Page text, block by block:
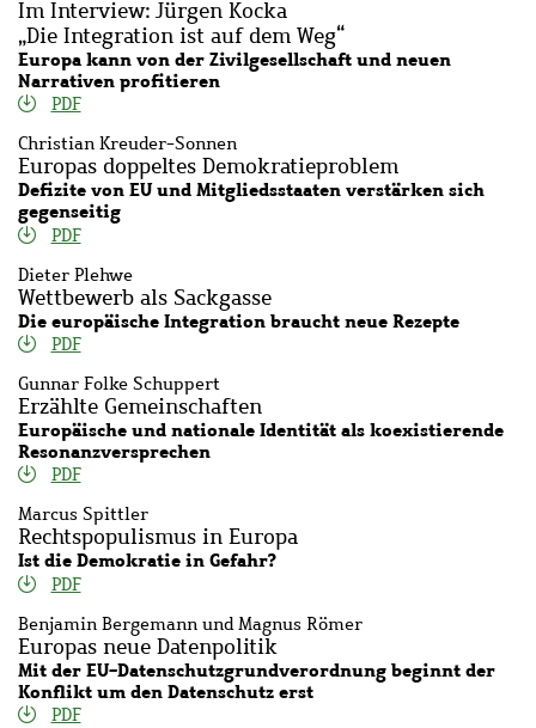
Im Interview: Jürgen Kocka
„Die Integration ist auf dem Weg“
Europa kann von der Zivilgesellschaft und neuen
Narrativen profitieren
PDF
Christian Kreuder-Sonnen
Europas doppeltes Demokratieproblem
Defizite von EU und Mitgliedsstaaten verstärken sich
gegenseitig
PDF
Dieter Plehwe
Wettbewerb als Sackgasse
Die europäische Integration braucht neue Rezepte
PDF
Gunnar Folke Schuppert
Erzählte Gemeinschaften
Europäische und nationale Identität als koexistierende
Resonanzversprechen
PDF
Marcus Spittler
Rechtspopulismus in Europa
Ist die Demokratie in Gefahr?
PDF
Benjamin Bergemann und Magnus Römer
Europas neue Datenpolitik
Mit der EU-Datenschutzgrundverordnung beginnt der
Konflikt um den Datenschutz erst
PDF